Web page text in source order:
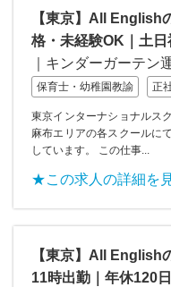
【東京】All English
格・未経験OK｜土
｜キンダーガーテン
保育士・幼稚園教諭 正
東京インターナショナルス
麻布エリアの各スクールに
しています。 この仕事...
★この求人の詳細を
【東京】All English
11時出勤｜年休120